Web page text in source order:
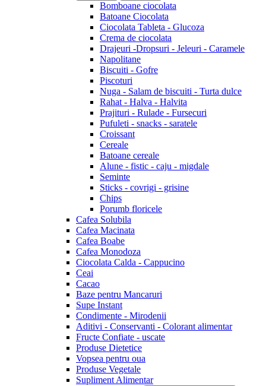
Bomboane ciocolata
Batoane Ciocolata
Ciocolata Tableta - Glucoza
Crema de ciocolata
Drajeuri -Dropsuri - Jeleuri - Caramele
Napolitane
Biscuiti - Gofre
Piscoturi
Nuga - Salam de biscuiti - Turta dulce
Rahat - Halva - Halvita
Prajituri - Rulade - Fursecuri
Pufuleti - snacks - saratele
Croissant
Cereale
Batoane cereale
Alune - fistic - caju - migdale
Seminte
Sticks - covrigi - grisine
Chips
Porumb floricele
Cafea Solubila
Cafea Macinata
Cafea Boabe
Cafea Monodoza
Ciocolata Calda - Cappucino
Ceai
Cacao
Baze pentru Mancaruri
Supe Instant
Condimente - Mirodenii
Aditivi - Conservanti - Colorant alimentar
Fructe Confiate - uscate
Produse Dietetice
Vopsea pentru oua
Produse Vegetale
Supliment Alimentar